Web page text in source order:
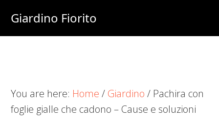
main
primary
footer
Giardino Fiorito
You are here: Home / Giardino / Pachira con
foglie gialle che cadono​​ – Cause e soluzioni